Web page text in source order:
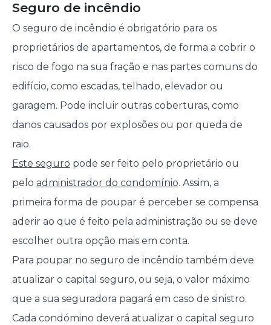
Seguro de incêndio
O seguro de incêndio é obrigatório para os
proprietários de apartamentos, de forma a cobrir o
risco de fogo na sua fração e nas partes comuns do
edifício, como escadas, telhado, elevador ou
garagem. Pode incluir outras coberturas, como
danos causados por explosões ou por queda de
raio.
Este seguro pode ser feito pelo proprietário ou
pelo administrador do condomínio. Assim, a
primeira forma de poupar é perceber se compensa
aderir ao que é feito pela administração ou se deve
escolher outra opção mais em conta.
Para poupar no seguro de incêndio também deve
atualizar o capital seguro, ou seja, o valor máximo
que a sua seguradora pagará em caso de sinistro.
Cada condómino deverá atualizar o capital seguro